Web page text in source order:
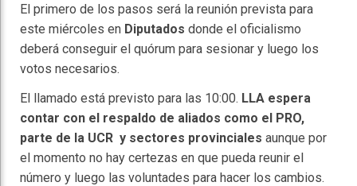
El primero de los pasos será la reunión prevista para
este miércoles en Diputados donde el oficialismo
deberá conseguir el quórum para sesionar y luego los
votos necesarios.
El llamado está previsto para las 10:00. LLA espera
contar con el respaldo de aliados como el PRO,
parte de la UCR y sectores provinciales aunque por
el momento no hay certezas en que pueda reunir el
número y luego las voluntades para hacer los cambios.